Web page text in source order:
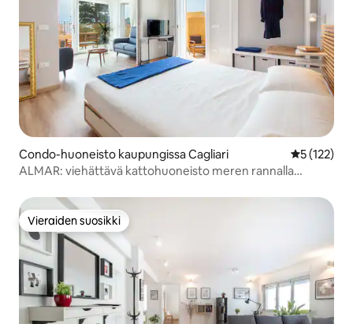
Condo-huoneisto kaupungissa Cagliari
5 (122)
ALMAR: viehättävä kattohuoneisto meren rannalla
Vieraiden suosikki
Vieraiden suosikki